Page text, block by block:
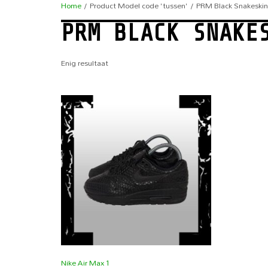
Home/ Product Model code 'tussen' / PRM Black Snakeskin
PRM BLACK
Enig resultaat
Nike Air Max 1